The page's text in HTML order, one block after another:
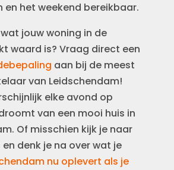
en het weekend bereikbaar.
jouw woning in de
waard is? Vraag direct een
aan bij de meest
van Leidschendam!
elke avond op
van een mooi huis in
Of misschien kijk je naar
en denk je na over wat je
nu oplevert als je